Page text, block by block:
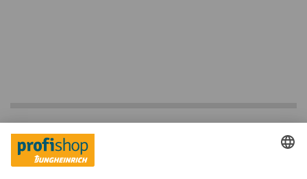
Kvalitné paletové vozíky pre priemysel
a sklady